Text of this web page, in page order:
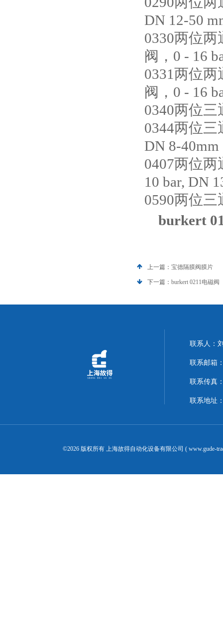
DN 12-50
0330两位
阀，0 - 16
0331两位
阀，0 - 16
0340两位
0344两位
DN 8-40mm
0407两位
10 bar, DN
0590两位
burkert
上一篇： 宝德隔膜阀膜片
下一篇： burkert 0211电磁阀
联系人：
联系邮箱
联系传真
联系地址
©2026 版权所有 上海故得自动化设备有限公司 ( www.gude-